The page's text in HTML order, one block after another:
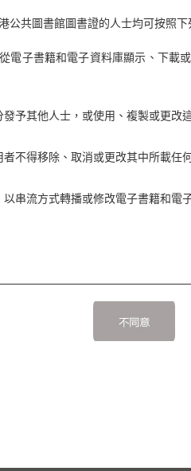
共圖書館圖書證的人士均可按照下
電子書籍和電子資料庫顯示、下載
予其他人士，或使用、複製或更改
不得移除、取消或更改其中所載任
串流方式轉播或修改電子書籍和電